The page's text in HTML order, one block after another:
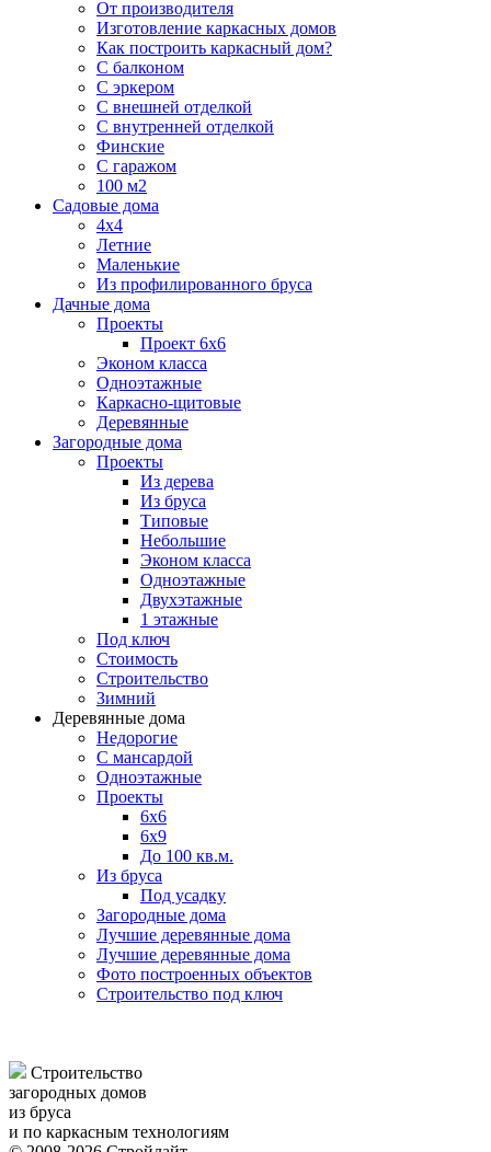
От производителя
Изготовление каркасных домов
Как построить каркасный дом?
С балконом
С эркером
С внешней отделкой
С внутренней отделкой
Финские
С гаражом
100 м2
Садовые дома
4х4
Летние
Маленькие
Из профилированного бруса
Дачные дома
Проекты
Проект 6х6
Эконом класса
Одноэтажные
Каркасно-щитовые
Деревянные
Загородные дома
Проекты
Из дерева
Из бруса
Типовые
Небольшие
Эконом класса
Одноэтажные
Двухэтажные
1 этажные
Под ключ
Стоимость
Строительство
Зимний
Деревянные дома
Недорогие
С мансардой
Одноэтажные
Проекты
6х6
6х9
До 100 кв.м.
Из бруса
Под усадку
Загородные дома
Лучшие деревянные дома
Лучшие деревянные дома
Фото построенных объектов
Строительство под ключ
Строительство
загородных домов
из бруса
и по каркасным технологиям